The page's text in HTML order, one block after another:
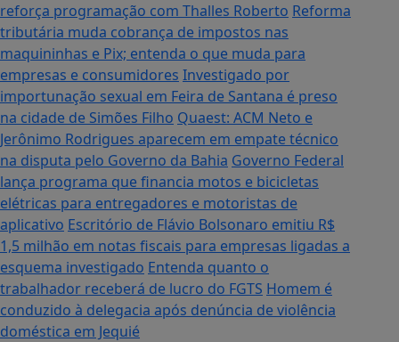
reforça programação com Thalles Roberto Reforma
tributária muda cobrança de impostos nas
maquininhas e Pix; entenda o que muda para
empresas e consumidores Investigado por
importunação sexual em Feira de Santana é preso
na cidade de Simões Filho Quaest: ACM Neto e
Jerônimo Rodrigues aparecem em empate técnico
na disputa pelo Governo da Bahia Governo Federal
lança programa que financia motos e bicicletas
elétricas para entregadores e motoristas de
aplicativo Escritório de Flávio Bolsonaro emitiu R$
1,5 milhão em notas fiscais para empresas ligadas a
esquema investigado Entenda quanto o
trabalhador receberá de lucro do FGTS Homem é
conduzido à delegacia após denúncia de violência
doméstica em Jequié